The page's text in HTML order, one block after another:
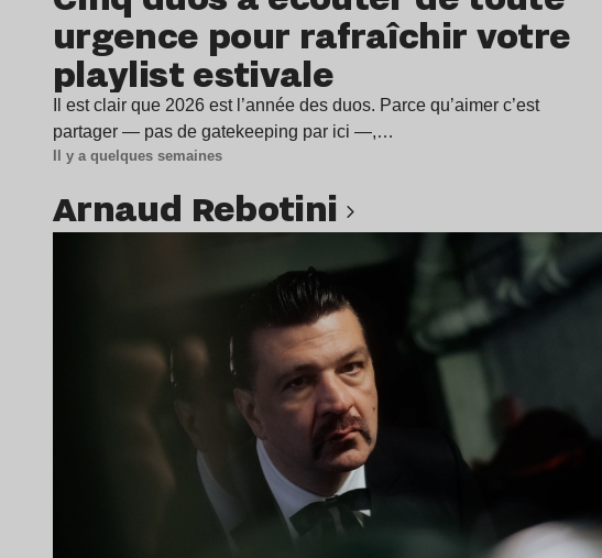
urgence pour rafraîchir votre
playlist estivale
Il est clair que 2026 est l’année des duos. Parce qu’aimer c’est
partager — pas de gatekeeping par ici —,…
Il y a quelques semaines
Arnaud Rebotini